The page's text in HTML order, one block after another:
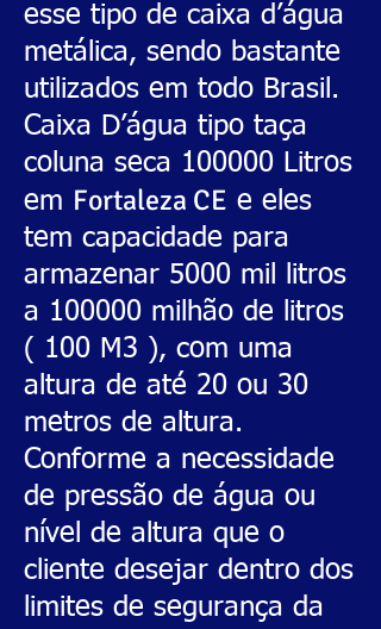
esse tipo de caixa d’água
metálica, sendo bastante
utilizados em todo Brasil.
Caixa D’água tipo taça
coluna seca 100000 Litros
em Fortaleza CE e eles
tem capacidade para
armazenar 5000 mil litros
a 100000 milhão de litros
( 100 M3 ), com uma
altura de até 20 ou 30
metros de altura.
Conforme a necessidade
de pressão de água ou
nível de altura que o
cliente desejar dentro dos
limites de segurança da